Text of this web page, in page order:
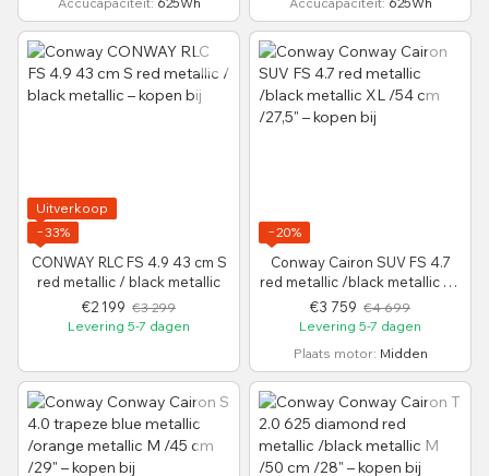
Uitverkoop
−33%
CONWAY RLC FS 4.9 43 cm S
red metallic / black metallic
€2 199 €3 299
Levering 5-7 dagen
−20%
Conway Cairon SUV FS 4.7
red metallic /black metallic XL
/54 cm /27,5"
€3 759 €4 699
Levering 5-7 dagen
Plaats motor Midden